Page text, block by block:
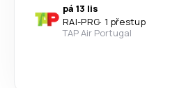
pá 13 lis
RAI-PRG· 1 přestup
TAP Air Portugal